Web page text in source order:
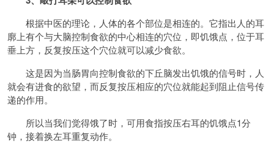
根据中医的理论，人体的各个部位是相连的。它指出人的耳
廓上有个与大脑控制食欲的中心相连的穴位，即饥饿点，位于耳
垂上方，反复按压这个穴位就可以减少食欲。
这是因为当肠胃向控制食欲的下丘脑发出饥饿的信号时，人
就会有进食的欲望，而反复按压相应的穴位就能起到阻止信号传
递的作用。
所以当我们觉得饿了时，可用食指按压右耳的饥饿点1分
钟，接着换左耳重复动作。